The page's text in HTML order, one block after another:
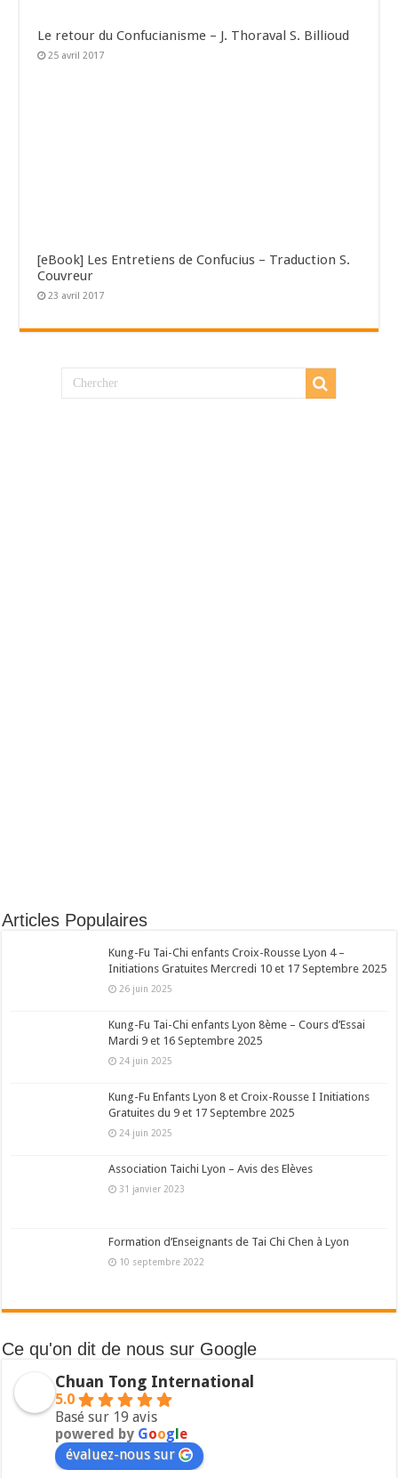
Le retour du Confucianisme – J. Thoraval S. Billioud
25 avril 2017
[eBook] Les Entretiens de Confucius – Traduction S.
Couvreur
23 avril 2017
Articles Populaires
Kung-Fu Tai-Chi enfants Croix-Rousse Lyon 4 –
Initiations Gratuites Mercredi 10 et 17 Septembre 2025
26 juin 2025
Kung-Fu Tai-Chi enfants Lyon 8ème – Cours d’Essai
Mardi 9 et 16 Septembre 2025
24 juin 2025
Kung-Fu Enfants Lyon 8 et Croix-Rousse I Initiations
Gratuites du 9 et 17 Septembre 2025
24 juin 2025
Association Taichi Lyon – Avis des Elèves
31 janvier 2023
Formation d’Enseignants de Tai Chi Chen à Lyon
10 septembre 2022
Ce qu'on dit de nous sur Google
Chuan Tong International
5.0
Basé sur 19 avis
powered by Google
évaluez-nous sur